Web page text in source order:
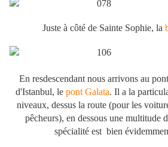
Juste à côté de Sainte Sophie, la
En resdescendant nous arrivons au
d'Istanbul, le pont Galata. Il a la
niveaux, dessus la route (pour les
pêcheurs), en dessous une multitude
spécialité est bien